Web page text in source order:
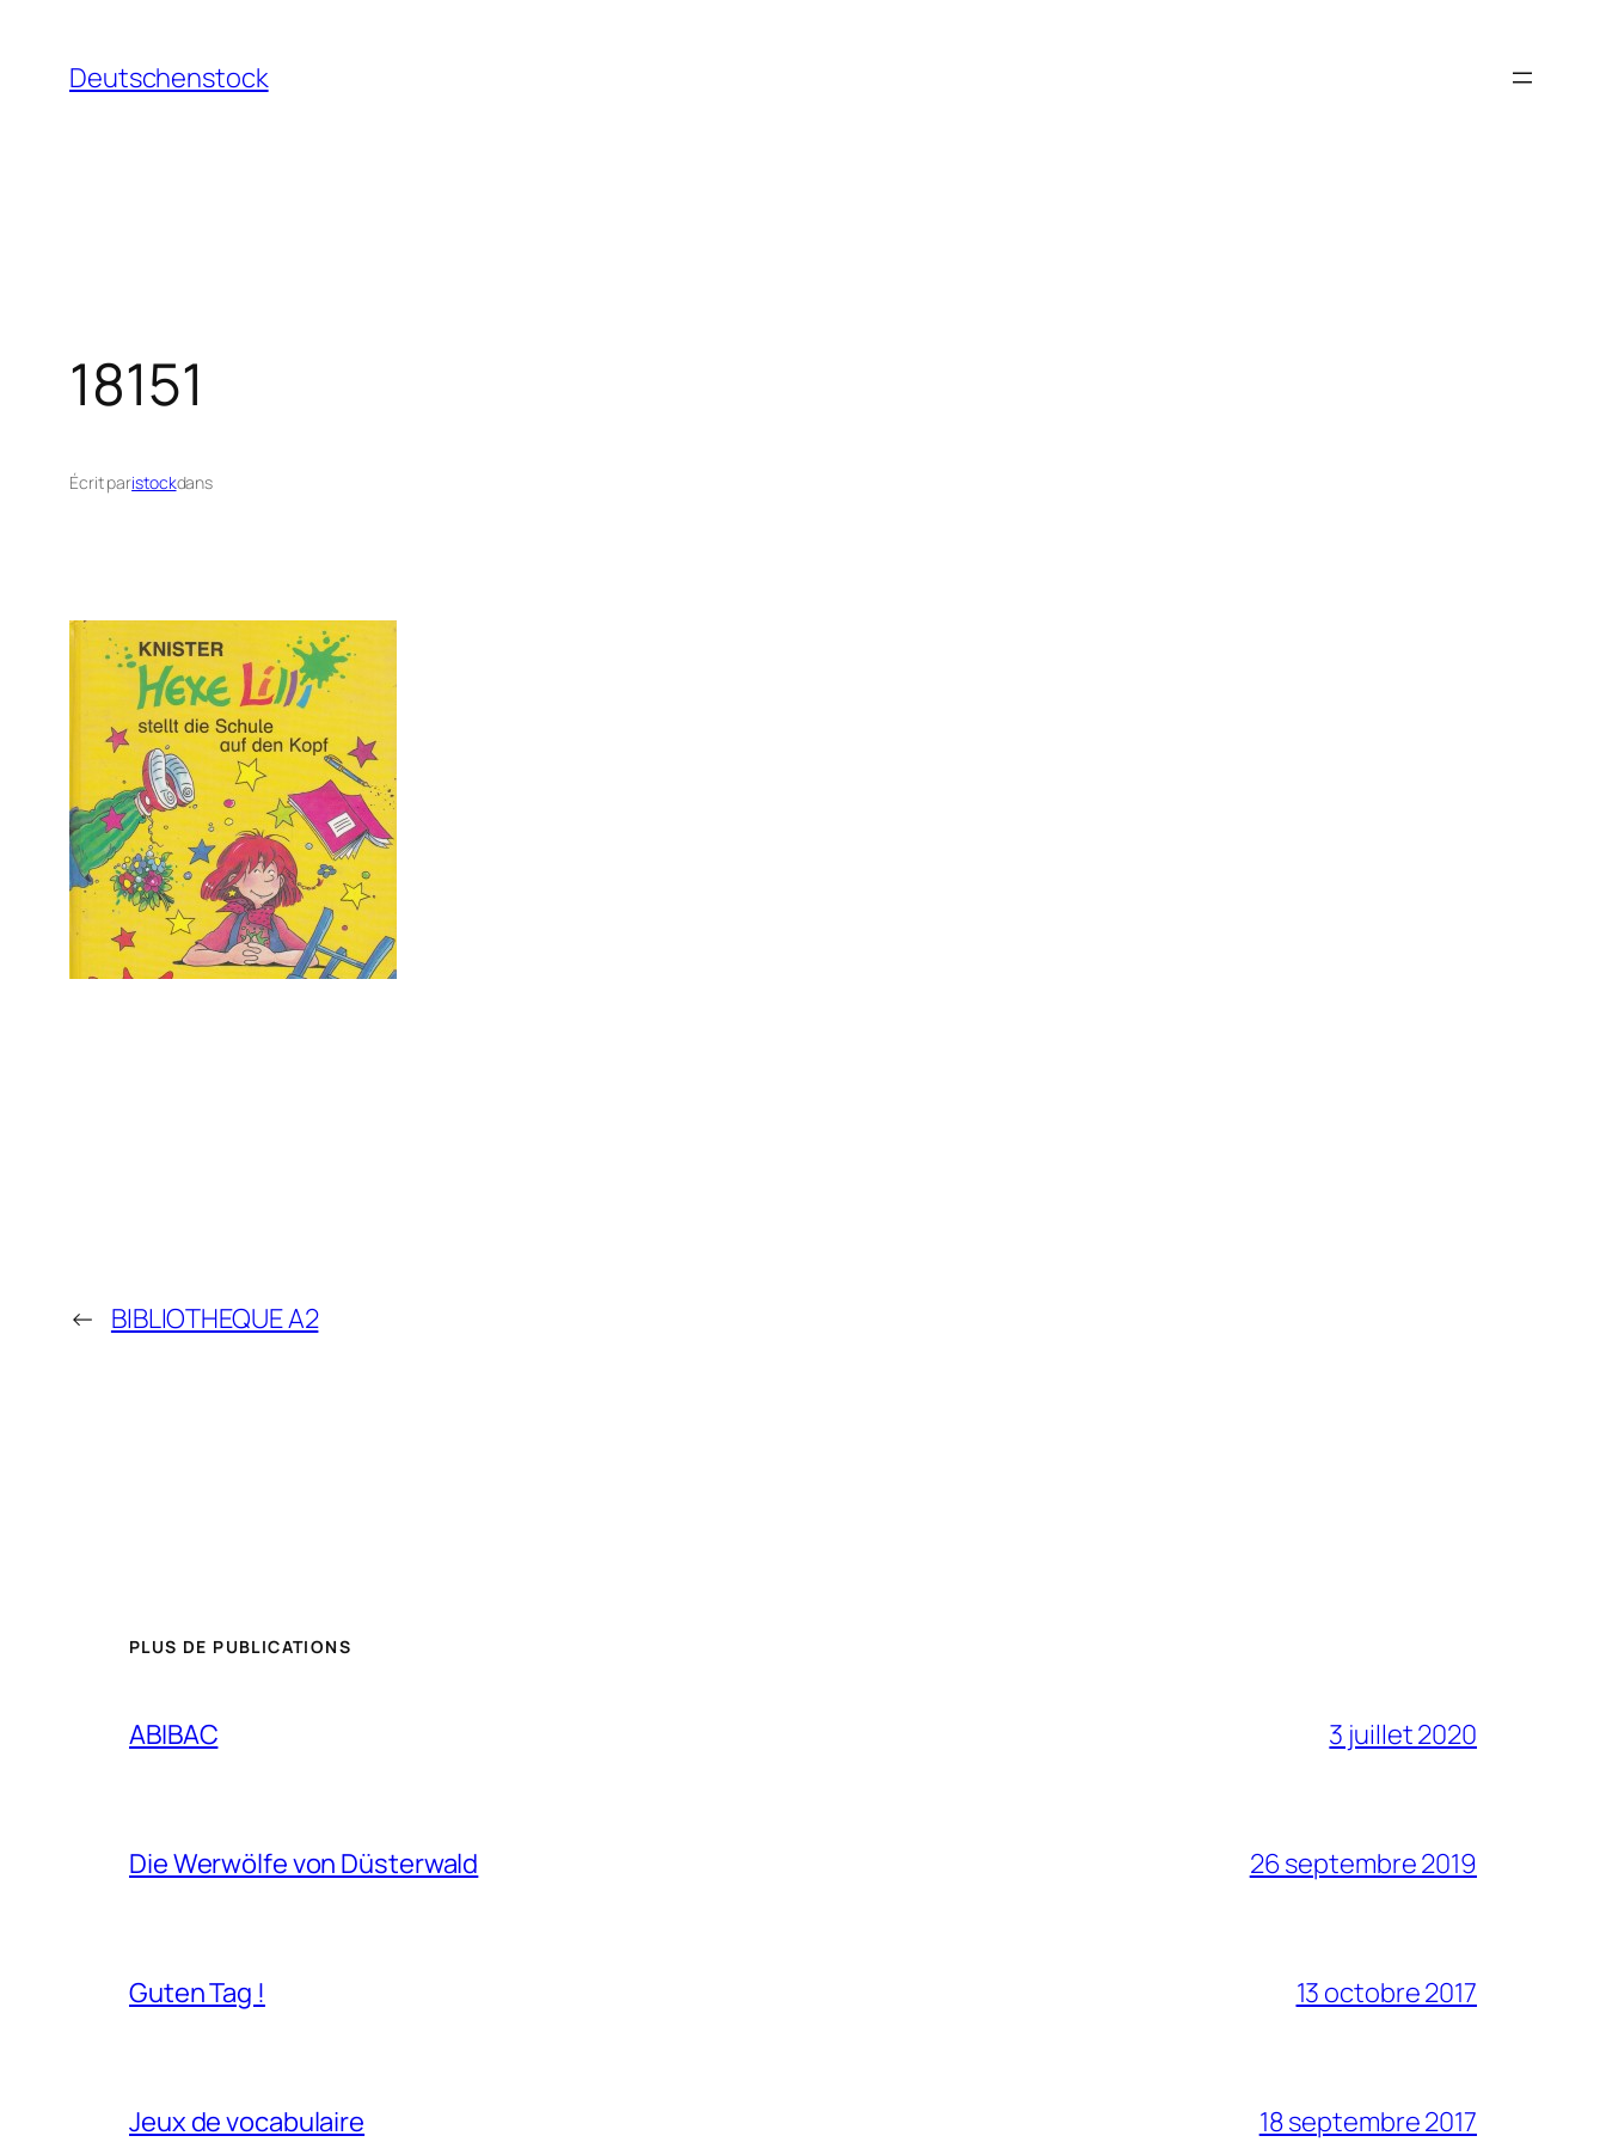
contenu
Deutschenstock
18151
Écrit paristockdans
← BIBLIOTHEQUE A2
PLUS DE PUBLICATIONS
ABIBAC 3 juillet 2020
Die Werwölfe von Düsterwald 26 septembre 2019
Guten Tag ! 13 octobre 2017
Jeux de vocabulaire 18 septembre 2017